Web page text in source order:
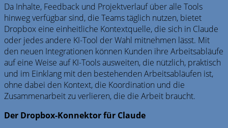
Da Inhalte, Feedback und Projektverlauf über alle Tools
hinweg verfügbar sind, die Teams täglich nutzen, bietet
Dropbox eine einheitliche Kontextquelle, die sich in Claude
oder jedes andere KI-Tool der Wahl mitnehmen lässt. Mit
den neuen Integrationen können Kunden ihre Arbeitsabläufe
auf eine Weise auf KI-Tools ausweiten, die nützlich, praktisch
und im Einklang mit den bestehenden Arbeitsabläufen ist,
ohne dabei den Kontext, die Koordination und die
Zusammenarbeit zu verlieren, die die Arbeit braucht.
Der Dropbox-Konnektor für Claude